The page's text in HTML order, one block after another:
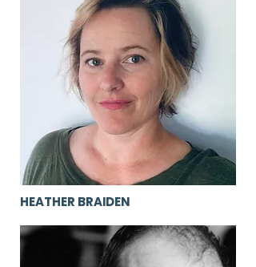
HEATHER BRAIDEN